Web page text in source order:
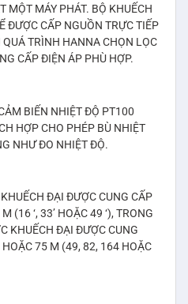
MỘT MÁY PHÁT. BỘ KHUẾCH
ĐƯỢC CẤP NGUỒN TRỰC TIẾP
TRÌNH HANNA CHỌN LỌC
CẤP ĐIỆN ÁP PHÙ HỢP.
BIẾN NHIỆT ĐỘ PT100
HỢP CHO PHÉP BÙ NHIỆT
NHƯ ĐO NHIỆT ĐỘ.
ĐẠI ĐƯỢC CUNG CẤP
(16 ‘, 33’ HOẶC 49 ‘), TRONG
KHUẾCH ĐẠI ĐƯỢC CUNG
75 M (49, 82, 164 HOẶC